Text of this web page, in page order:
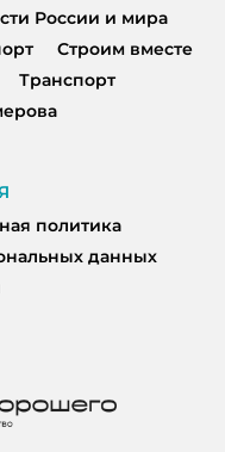
России и мира
Строим вместе
Транспорт
политика
данных